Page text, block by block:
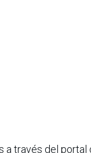
a través del portal